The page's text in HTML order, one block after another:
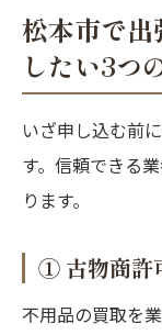
松本市で
したい3つ
いざ申し込む前
す。信頼できる
ります。
① 古物商許
不用品の買取を